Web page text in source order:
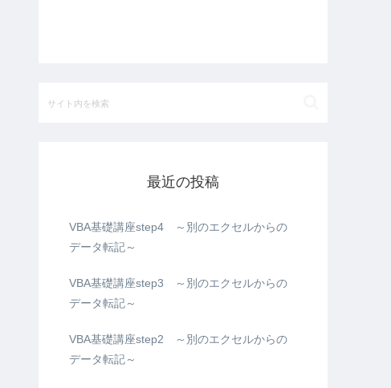
最近の投稿
VBA基礎講座step4 ～別のエクセルからの
データ転記～
VBA基礎講座step3 ～別のエクセルからの
データ転記～
VBA基礎講座step2 ～別のエクセルからの
データ転記～